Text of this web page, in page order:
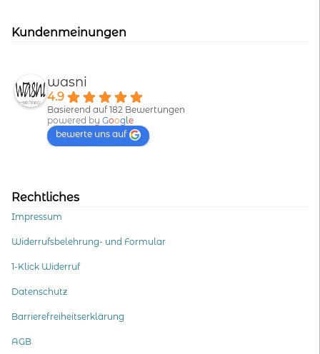
Kundenmeinungen
wasni
4.9
Basierend auf 182 Bewertungen
powered by Goog le
bewerte uns auf
Rechtliches
Impressum
Widerrufsbelehrung- und Formular
1-Klick Widerruf
Datenschutz
Barrierefreiheitserklärung
AGB